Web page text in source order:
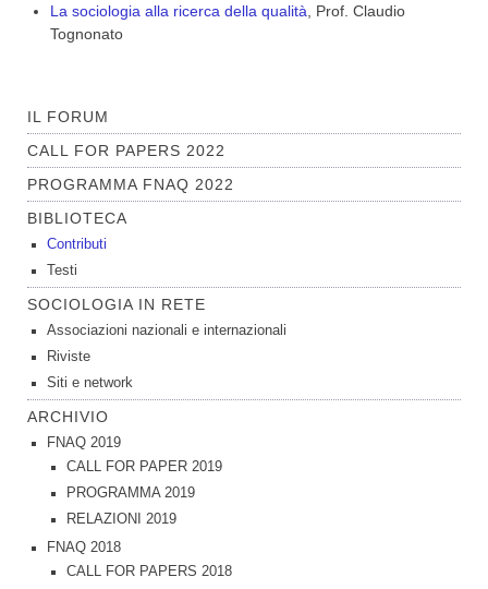
La sociologia alla ricerca della qualità , Prof. Claudio
Tognonato
IL FORUM
CALL FOR PAPERS 2022
PROGRAMMA FNAQ 2022
BIBLIOTECA
Contributi
Testi
SOCIOLOGIA IN RETE
Associazioni nazionali e internazionali
Riviste
Siti e network
ARCHIVIO
FNAQ 2019
CALL FOR PAPER 2019
PROGRAMMA 2019
RELAZIONI 2019
FNAQ 2018
CALL FOR PAPERS 2018